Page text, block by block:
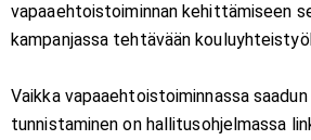
vapaaehtoistoiminnan kehittämiseen
kampanjassa tehtävään
Vaikka vapaaehtoistoiminnassa
tunnistaminen on hallitusohjelmassa